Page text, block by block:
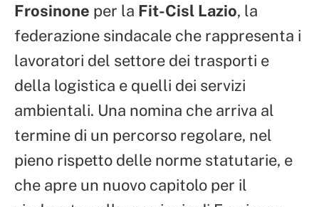
Frosinone per la Fit-Cisl Lazio, la
federazione sindacale che rappresenta i
lavoratori del settore dei trasporti e
della logistica e quelli dei servizi
ambientali. Una nomina che arriva al
termine di un percorso regolare, nel
pieno rispetto delle norme statutarie, e
che apre un nuovo capitolo per il